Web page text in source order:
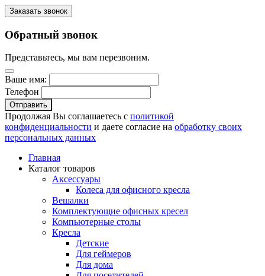
Заказать звонок
Обратный звонок
Представьтесь, мы вам перезвоним.
Ваше имя:
Телефон
Отправить
Продолжая Вы соглашаетесь с политикой
конфиденциальности и даете согласие на обработку своих
персональных данных
Главная
Каталог товаров
Аксессуары
Колеса для офисного кресла
Вешалки
Комплектующие офисных кресел
Компьютерные столы
Кресла
Детские
Для геймеров
Для дома